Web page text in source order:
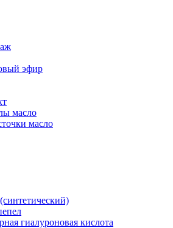
эфир
масло
масло
гиалуроновая кислота